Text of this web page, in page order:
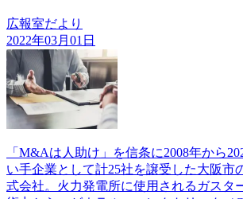
広報室だより
2022年03月01日
「M&Aは人助け」を信条に2008年から
い手企業として計25社を譲受した大阪市
式会社。火力発電所に使用されるガスタ